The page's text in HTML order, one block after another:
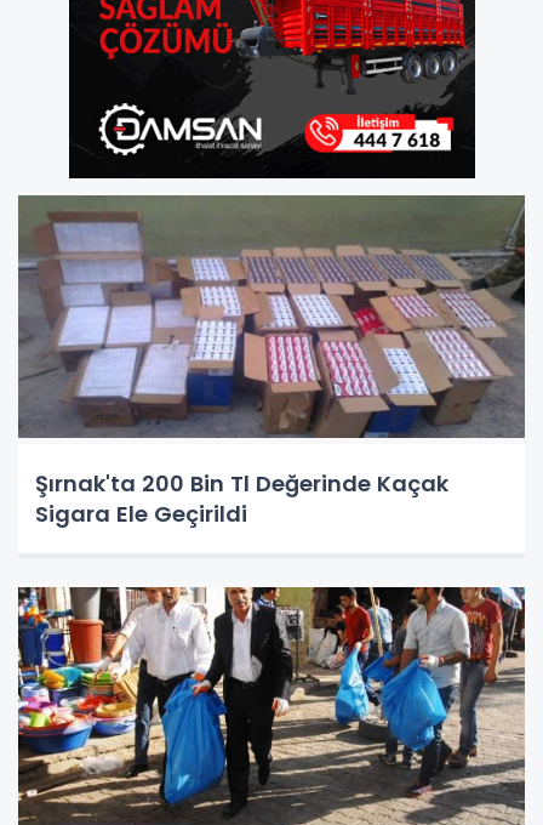
Şırnak'ta 200 Bin Tl Değerinde Kaçak
Sigara Ele Geçirildi